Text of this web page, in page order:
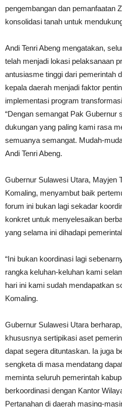
pengembangan dan pemanfaatan
konsolidasi tanah untuk
Andi Tenri Abeng mengatakan,
telah menjadi lokasi pelaksanaan
antusiasme tinggi dari pemerintah
kepala daerah menjadi faktor
implementasi program
“Dengan semangat Pak Gubernur
dukungan yang paling kami rasa
semuanya semangat. Mudah-
Andi Tenri Abeng.
Gubernur Sulawesi Utara, Mayjen
Komaling, menyambut baik
forum ini bukan lagi sekadar
konkret untuk menyelesaikan
yang selama ini dihadapi
“Ini bukan koordinasi lagi
rangka keluhan-keluhan kami
hari ini kami sudah mendapatkan
Komaling.
Gubernur Sulawesi Utara
khususnya sertipikasi aset
dapat segera dituntaskan. Ia juga
sengketa di masa mendatang
meminta seluruh pemerintah
berkoordinasi dengan Kantor
Pertanahan di daerah masing-